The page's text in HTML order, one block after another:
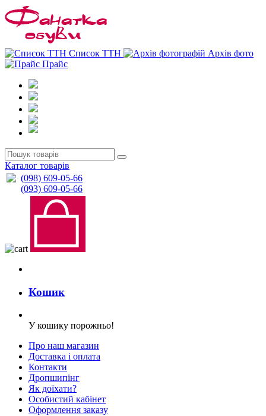
Список ТТН
Архів фото
Прайс
Каталог товарів
(098) 609-05-66
(093) 609-05-66
Кошик
У кошику порожньо!
Про наш магазин
Доставка і оплата
Контакти
Дропшипінг
Як доїхати?
Особистий кабінет
Оформлення заказу